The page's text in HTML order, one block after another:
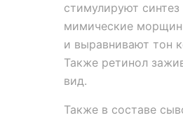
стимулируют
мимические
и выравнивают тон
Также ретинол
вид.
Также в составе